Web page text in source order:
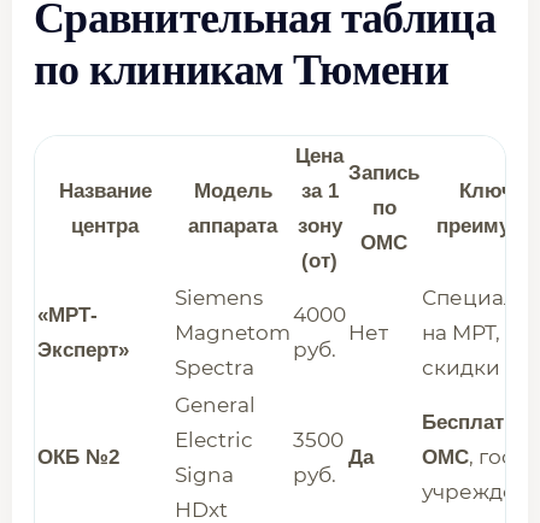
Сравнительная таблица
по клиникам Тюмени
Название
центра
Модель
аппарата
Цена
за 1
зону
(от)
Запись
по
ОМС
«МРТ-
Эксперт»
Siemens
Magnetom
Spectra
4000
руб.
Нет
на МРТ,
скидки
ОКБ №2
General
Electric
Signa
HDxt
3500
руб.
Да
Бесплатно
ОМС, гос.